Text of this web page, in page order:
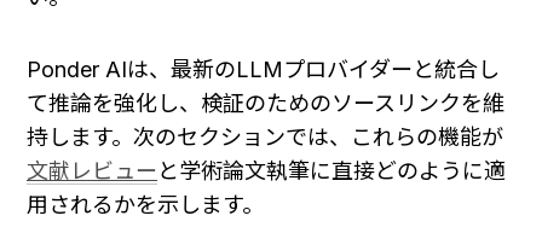
Ponder AIは、最新のLLMプロバイダーと統合し
て推論を強化し、検証のためのソースリンクを維
持します。次のセクションでは、これらの機能が
文献レビューと学術論文執筆に直接どのように適
用されるかを示します。